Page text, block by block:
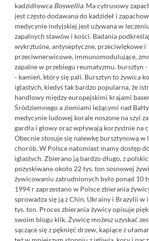
kadzidłowca Boswellia. Ma cytrusowy
jest często dodawana do kadzideł i
medycynie indyjskiej jest używana w
zapalnych stawów i kości. Badania
wykrztuśne, antyseptyczne, przeciwlękowe i
przeciwnerwicowe, immunomodulujące,
zapalne w przebiegu reumatyzmu. bursztyn -
- kamień, który się pali. Bursztyn to żywica
iglastych, kiedyś tak bardzo popularna, że
handlowy między europejskimi krajami
Śródziemnego a ziemiami leżącymi nad
medycynie ludowej korale noszone na szyi
gardła i głowy oraz wpływają korzystnie na
Obecnie stosuje się nalewkę bursztynową w
chorób. W Polsce natomiast mamy dostęp
iglastych. Zbierano ją bardzo długo, z
pozyskiwano około 22 tys. ton sosnowej
żywicowaniu zatrudnionych było ponad 10
1994 r zaprzestano w Polsce zbierania
sprowadza się ją z Chin, Ukrainy i Brazylii w
tys. ton. Proces zbierania żywicy opisuje
swoim blogu klik. Żywicę możesz uzyskać
sączące się z pęknięć drzew, kapiące z